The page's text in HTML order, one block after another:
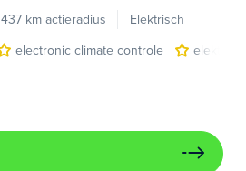
437 km actieradius
Elektrisch
electronic climate controle